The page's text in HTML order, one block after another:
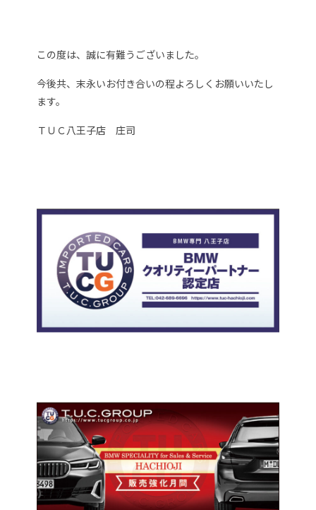
この度は、誠に有難うございました。
今後共、末永いお付き合いの程よろしくお願いいたし
ます。
ＴＵＣ八王子店 庄司